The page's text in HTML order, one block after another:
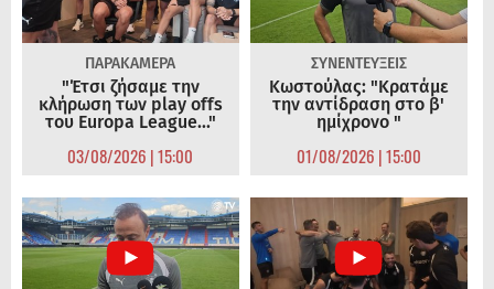
ΠΑΡΑΚΑΜΕΡΑ
"Έτσι ζήσαμε την
κλήρωση των play offs
του Europa League..."
03/08/2026 | 15:00
ΣΥΝΕΝΤΕΥΞΕΙΣ
Κωστούλας: "Κρατάμε
την αντίδραση στο β'
ημίχρονο "
01/08/2026 | 15:00